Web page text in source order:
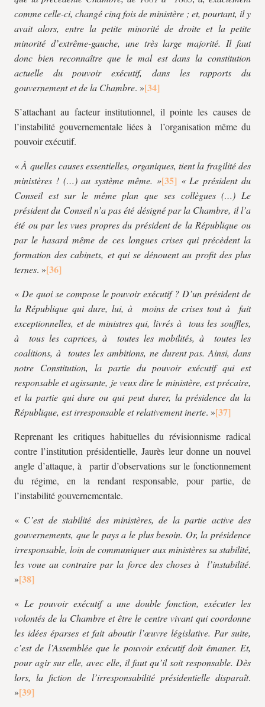
comme celle-ci, changé cinq fois de ministère ; et, pourtant, il y
avait alors, entre la petite minorité de droite et la petite
minorité d’extrême-gauche, une très large majorité. Il faut
donc bien reconnaître que le mal est dans la constitution
actuelle du pouvoir exécutif, dans les rapports du
gouvernement et de la Chambre. »
S’attachant au facteur institutionnel, il pointe les causes de
l’instabilité gouvernementale liées à l’organisation même du
pouvoir exécutif.
«À quelles causes essentielles, organiques, tient la fragilité des
ministères ! (…) au système même. »
« Le président du
Conseil est sur le même plan que ses collègues (…) Le
président du Conseil n’a pas été désigné par la Chambre, il l’a
été ou par les vues propres du président de la République ou
par le hasard même de ces longues crises qui précèdent la
formation des cabinets, et qui se dénouent au profit des plus
ternes. »
« De quoi se compose le pouvoir exécutif ? D’un président de
la République qui dure, lui, à moins de crises tout à fait
exceptionnelles, et de ministres qui, livrés à tous les souffles,
à tous les caprices, à toutes les mobilités, à toutes les
coalitions, à toutes les ambitions, ne durent pas. Ainsi, dans
notre Constitution, la partie du pouvoir exécutif qui est
responsable et agissante, je veux dire le ministère, est précaire,
et la partie qui dure ou qui peut durer, la présidence du la
République, est irresponsable et relativement inerte. »
Reprenant les critiques habituelles du révisionnisme radical
contre l’institution présidentielle, Jaurès leur donne un nouvel
angle d’attaque, à partir d’observations sur le fonctionnement
du régime, en la rendant responsable, pour partie, de
l’instabilité gouvernementale.
« C’est de stabilité des ministères, de la partie active des
gouvernements, que le pays a le plus besoin. Or, la présidence
irresponsable, loin de communiquer aux ministères sa stabilité,
les voue au contraire par la force des choses à l’instabilité.
»
« Le pouvoir exécutif a une double fonction, exécuter les
volontés de la Chambre et être le centre vivant qui coordonne
les idées éparses et fait aboutir l’œuvre législative. Par suite,
c’est de l’Assemblée que le pouvoir exécutif doit émaner. Et,
pour agir sur elle, avec elle, il faut qu’il soit responsable. Dès
lors, la fiction de l’irresponsabilité présidentielle disparaît.
»